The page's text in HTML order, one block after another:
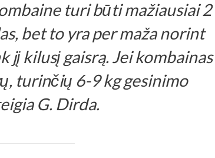
turi būti mažiausiai 2
bet to yra per maža norint
jį kilusį gaisrą. Jei kombainas
turinčių 6-9 kg gesinimo
G. Dirda.